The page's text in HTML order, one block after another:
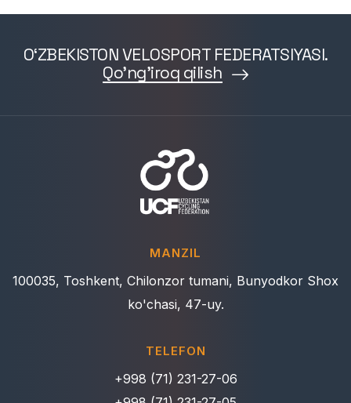
O‘ZBEKISTON VELOSPORT FEDERATSIYASI.
Qo'ng'iroq qilish
MANZIL
100035, Toshkent, Chilonzor tumani, Bunyodkor Shox
ko'chasi, 47-uy.
TELEFON
+998 (71) 231-27-06